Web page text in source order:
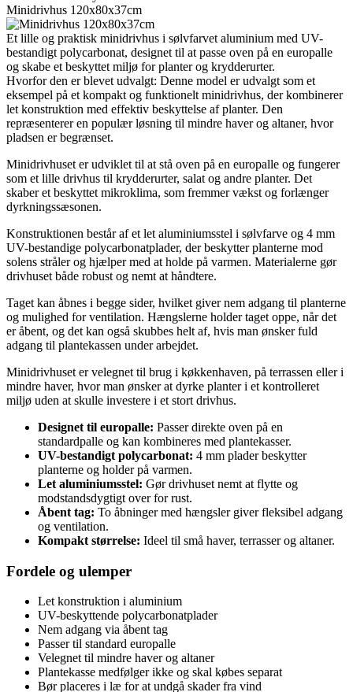
Minidrivhus 120x80x37cm
Et lille og praktisk minidrivhus i sølvfarvet aluminium med UV-
bestandigt polycarbonat, designet til at passe oven på en europalle
og skabe et beskyttet miljø for planter og krydderurter.
Hvorfor den er blevet udvalgt: Denne model er udvalgt som et
eksempel på et kompakt og funktionelt minidrivhus, der kombinerer
let konstruktion med effektiv beskyttelse af planter. Den
repræsenterer en populær løsning til mindre haver og altaner, hvor
pladsen er begrænset.
Minidrivhuset er udviklet til at stå oven på en europalle og fungerer
som et lille drivhus til krydderurter, salat og andre planter. Det
skaber et beskyttet mikroklima, som fremmer vækst og forlænger
dyrkningssæsonen.
Konstruktionen består af et let aluminiumsstel i sølvfarve og 4 mm
UV-bestandige polycarbonatplader, der beskytter planterne mod
solens stråler og hjælper med at holde på varmen. Materialerne gør
drivhuset både robust og nemt at håndtere.
Taget kan åbnes i begge sider, hvilket giver nem adgang til planterne
og mulighed for ventilation. Hængslerne holder taget oppe, når det
er åbent, og det kan også skubbes helt af, hvis man ønsker fuld
adgang til plantekassen under arbejdet.
Minidrivhuset er velegnet til brug i køkkenhaven, på terrassen eller i
mindre haver, hvor man ønsker at dyrke planter i et kontrolleret
miljø uden at skulle investere i et stort drivhus.
Designet til europalle: Passer direkte oven på en
standardpalle og kan kombineres med plantekasser.
UV-bestandigt polycarbonat: 4 mm plader beskytter
planterne og holder på varmen.
Let aluminiumsstel: Gør drivhuset nemt at flytte og
modstandsdygtigt over for rust.
Åbent tag: To åbninger med hængsler giver fleksibel adgang
og ventilation.
Kompakt størrelse: Ideel til små haver, terrasser og altaner.
Fordele og ulemper
Let konstruktion i aluminium
UV-beskyttende polycarbonatplader
Nem adgang via åbent tag
Passer til standard europalle
Velegnet til mindre haver og altaner
Plantekasse medfølger ikke og skal købes separat
Bør placeres i læ for at undgå skader fra vind